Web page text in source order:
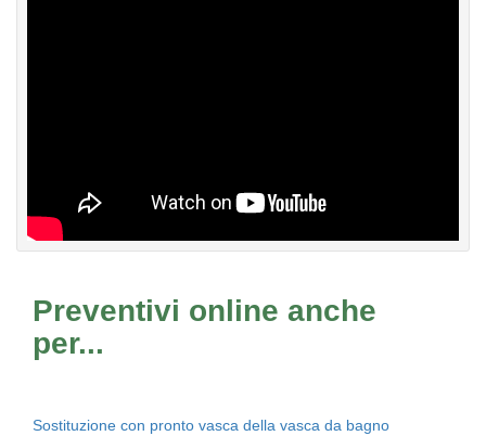
Preventivi online anche
per...
Sostituzione con pronto vasca della vasca da bagno